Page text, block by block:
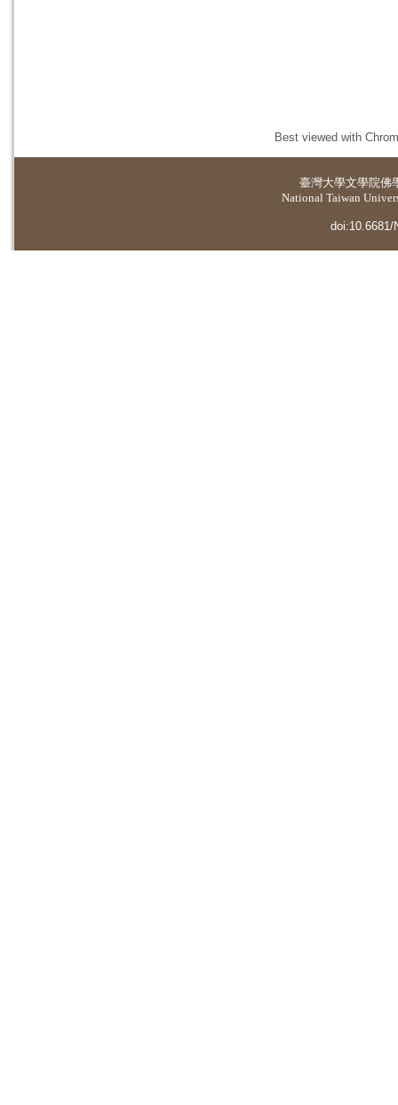
Best viewed with
臺灣大學文學院佛
National Taiwan
doi:10.6681/